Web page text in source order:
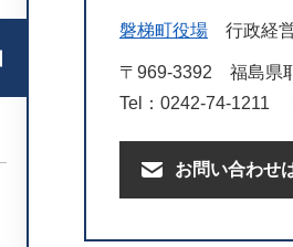
磐梯町役場 行政経
〒969-3392
福島県
Tel：0242-74-1211
お問い合わせ